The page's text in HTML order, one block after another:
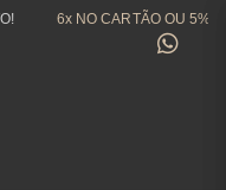
6x NO CARTÃO OU 5%